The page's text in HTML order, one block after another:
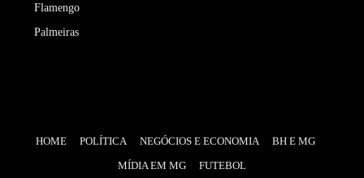
Flamengo
Palmeiras
HOME POLÍTICA NEGÓCIOS E ECONOMIA
BH E MG
MÍDIA EM MG
FUTEBOL